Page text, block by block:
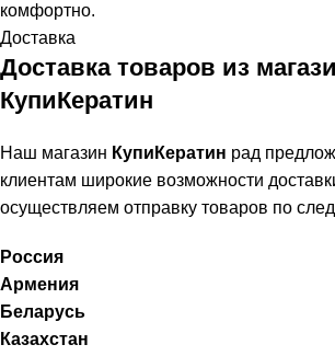
комфортно.
Доставка
Доставка товаров из
КупиКератин
Наш магазин КупиКератин рад
клиентам широкие возможности
осуществляем отправку товаров по
Россия
Армения
Беларусь
Казахстан